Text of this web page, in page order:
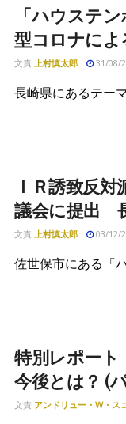
「ハウステ
型コロナによ
文責 上村慎太郎 31/08/
長崎県にあるテー
ＩＲ誘致反
議会に提出
文責 上村慎太郎 03/12/
佐世保市にある「
特別レポー
今後とは？ (
文責 アンドリュー・W・ス